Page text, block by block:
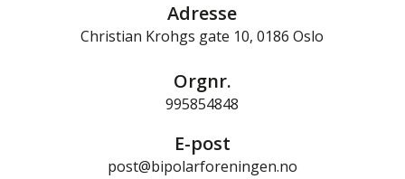
Adresse
Christian Krohgs gate 10, 0186 Oslo
Orgnr.
995854848
E-post
post@bipolarforeningen.no